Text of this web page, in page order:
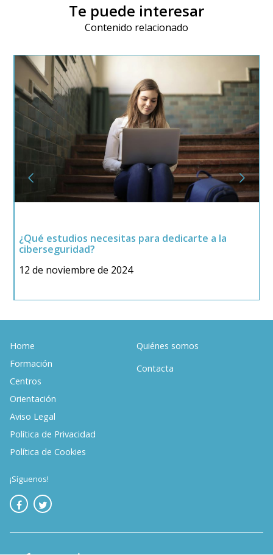
Te puede interesar
Contenido relacionado
¿Qué estudios necesitas para dedicarte a la
ciberseguridad?
12 de noviembre de 2024
Home
Formación
Centros
Orientación
Aviso Legal
Política de Privacidad
Política de Cookies
Quiénes somos
Contacta
¡Síguenos!